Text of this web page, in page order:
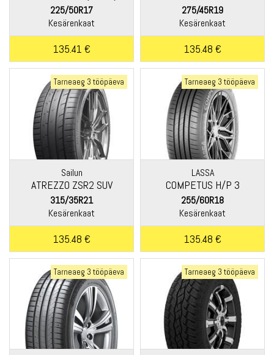
225/50R17
Kesärenkaat
135.41 €
275/45R19
Kesärenkaat
135.48 €
Tarneaeg 3 tööpäeva
Sailun
ATREZZO ZSR2 SUV
315/35R21
Kesärenkaat
135.48 €
Tarneaeg 3 tööpäeva
LASSA
COMPETUS H/P 3
255/60R18
Kesärenkaat
135.48 €
Tarneaeg 3 tööpäeva Tarneaeg 3 tööpäeva